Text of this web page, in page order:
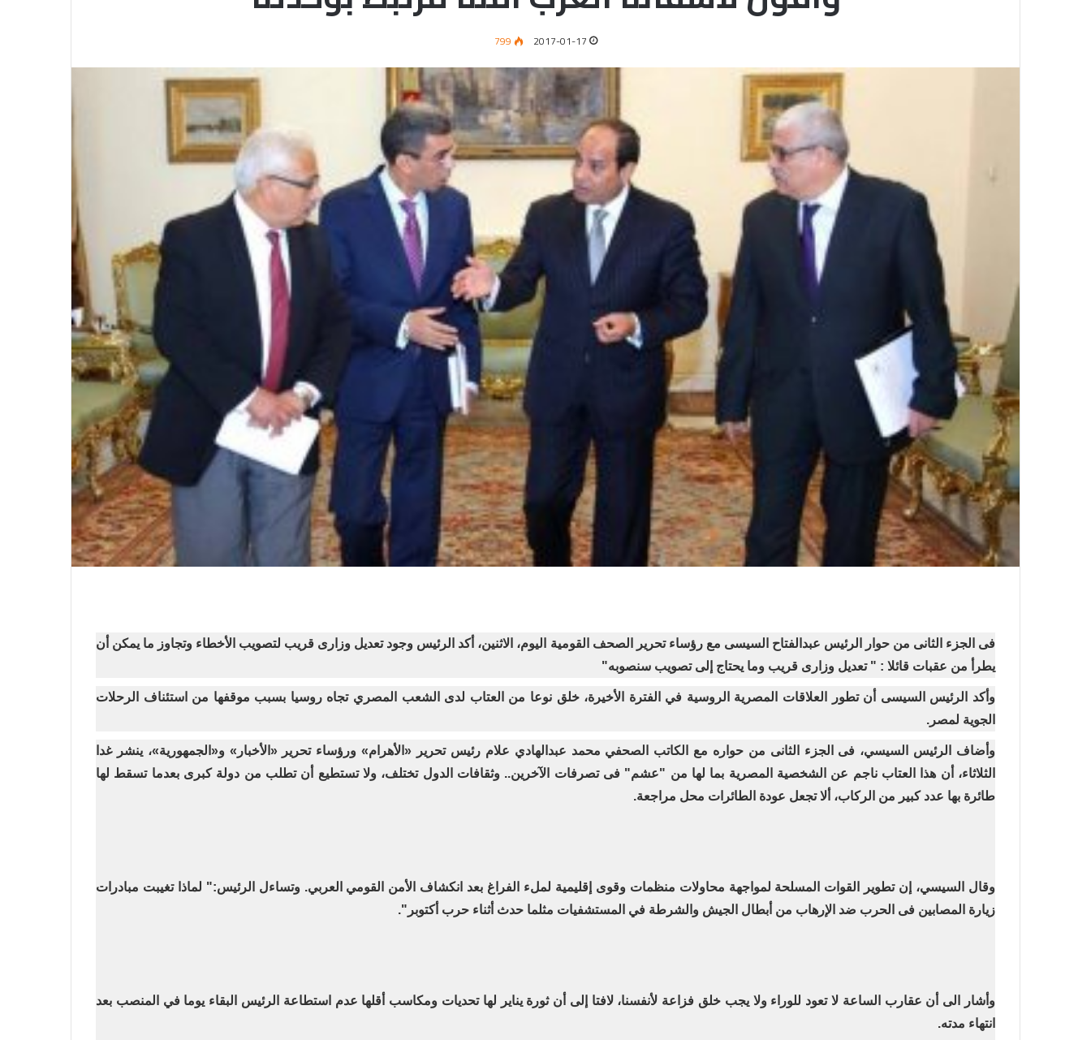
2017-01-17
799
فى الجزء الثانى من حوار الرئيس عبدالفتاح السيسى مع رؤساء تحرير الصحف القومية اليوم، الاثنين، أكد الرئيس وجود تعديل وزارى قريب لتصويب الأخطاء وتجاوز ما يمكن أن
يطرأ من عقبات قائلا : " تعديل وزارى قريب وما يحتاج إلى تصويب سنصوبه"
وأكد الرئيس السيسى أن تطور العلاقات المصرية الروسية في الفترة الأخيرة، خلق نوعا من العتاب لدى الشعب المصري تجاه روسيا بسبب موقفها من استئناف الرحلات
الجوية لمصر .
وأضاف الرئيس السيسي، فى الجزء الثانى من حواره مع الكاتب الصحفي محمد عبدالهادي علام رئيس تحرير «الأهرام» ورؤساء تحرير «الأخبار» و«الجمهورية»، ينشر غدا
الثلاثاء، أن هذا العتاب ناجم عن الشخصية المصرية بما لها من "عشم" فى تصرفات الآخرين.. وثقافات الدول تختلف، ولا تستطيع أن تطلب من دولة كبرى بعدما تسقط لها
طائرة بها عدد كبير من الركاب، ألا تجعل عودة الطائرات محل مراجعة.
وقال السيسي، إن تطوير القوات المسلحة لمواجهة محاولات منظمات وقوى إقليمية لملء الفراغ بعد انكشاف الأمن القومي العربي. وتساءل الرئيس:" لماذا تغيبت مبادرات
زيارة المصابين فى الحرب ضد الإرهاب من أبطال الجيش والشرطة في المستشفيات مثلما حدث أثناء حرب أكتوبر".
وأشار الى أن عقارب الساعة لا تعود للوراء ولا يجب خلق فزاعة لأنفسنا، لافتا إلى أن ثورة يناير لها تحديات ومكاسب أقلها عدم استطاعة الرئيس البقاء يوما في المنصب بعد
انتهاء مدته.